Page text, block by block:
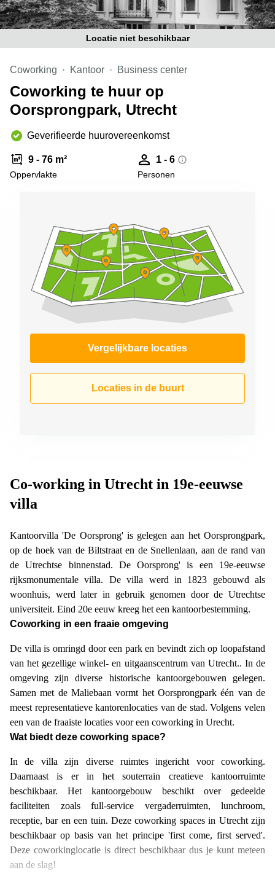
Coworking
space
Breda
Coworking
in Arnhem
Coworking
Hilversum
Coworking
space
Zwolle
Kantoor
Hengelo
Bedrijfsruimte
Huren in
Nijmegen
Locatie niet beschikbaar
Coworking Kantoor Business center
Coworking te huur op
Oorsprongpark, Utrecht
Geverifieerde huurovereenkomst
9 - 76 m²
Oppervlakte
1 - 6
Personen
Vergelijkbare locaties
Locaties in de buurt
Co-working in Utrecht in 19e-eeuwse
villa
Kantoorvilla 'De Oorsprong' is gelegen aan het Oorsprongpark,
op de hoek van de Biltstraat en de Snellenlaan, aan de rand van
de Utrechtse binnenstad. De Oorsprong' is een 19e-eeuwse
rijksmonumentale villa. De villa werd in 1823 gebouwd als
woonhuis, werd later in gebruik genomen door de Utrechtse
universiteit. Eind 20e eeuw kreeg het een kantoorbestemming.
Coworking in een fraaie omgeving
De villa is omringd door een park en bevindt zich op loopafstand
van het gezellige winkel- en uitgaanscentrum van Utrecht.. In de
omgeving zijn diverse historische kantoorgebouwen gelegen.
Samen met de Maliebaan vormt het Oorsprongpark één van de
meest representatieve kantorenlocaties van de stad. Volgens velen
een van de fraaiste locaties voor een coworking in Urecht.
Wat biedt deze coworking space?
In de villa zijn diverse ruimtes ingericht voor coworking.
Daarnaast is er in het souterrain creatieve kantoorruimte
beschikbaar. Het kantoorgebouw beschikt over gedeelde
faciliteiten zoals full-service vergaderruimten, lunchroom,
receptie, bar en een tuin. Deze coworking spaces in Utrecht zijn
beschikbaar op basis van het principe 'first come, first served'.
Deze coworkinglocatie is direct beschikbaar dus je kunt meteen
aan de slag!